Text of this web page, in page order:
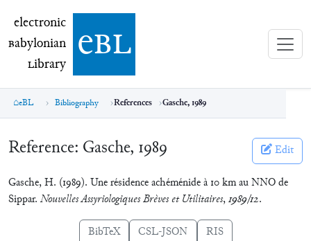
electronic Babylonian Library (eBL)
electronic
Babylonian
Library ebl
eBL Bibliography References Gasche, 1989
Reference: Gasche, 1989 Edit
Gasche, H. (1989). Une résidence achéménide à 10 km au NNO de
Sippar. Nouvelles Assyriologiques Brèves et Utilitaires,1989/12.
BibTeX CSL-JSON RIS